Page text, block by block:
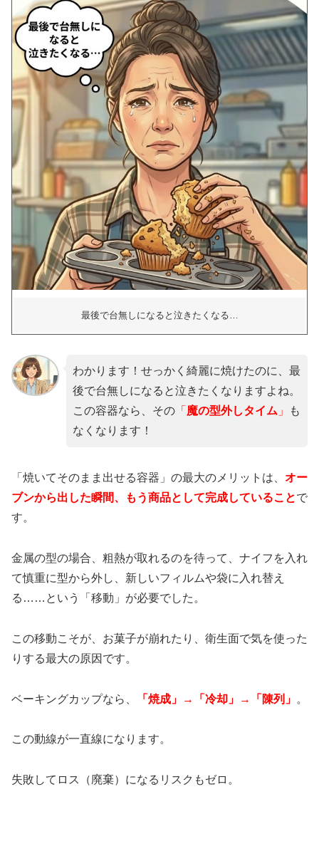
最後で台無しになると泣きたくなる…
わかります！せっかく綺麗に焼けたのに、最
後で台無しになると泣きたくなりますよね。
この容器なら、その「 魔の型外しタイム 」
も
なくなります！
「焼いてそのまま出せる容器」の最大のメリットは、 オー
ブンから出した瞬間、もう商品として完成していることで
す。
金属の型の場合、粗熱が取れるのを待って、ナイフを入れ
て慎重に型から外し、新しいフィルムや袋に入れ替え
る……という「移動」が必要でした。
この移動こそが、お菓子が崩れたり、衛生面で気を使った
りする最大の原因です。
ベーキングカップなら、 「焼成」→「冷却」→「陳列」 。
この動線が一直線になります。
失敗してロス（廃棄）になるリスクもゼロ。